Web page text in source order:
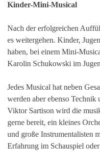
Kinder-Mini-Musical
Nach der erfolgreichen
es weitergehen. Kinder,
haben, bei einem Mini-
Karolin Schukowski im
Jedes Musical hat neben
werden aber ebenso Technik
Viktor Sartison wird die
gerne bereit, ein kleines
und große Instrumentalisten
Erfahrung im Schauspiel